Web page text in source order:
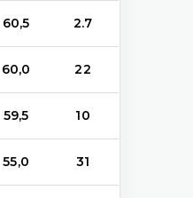
60,5 2.7
60,0 22
59,5 10
55,0 31